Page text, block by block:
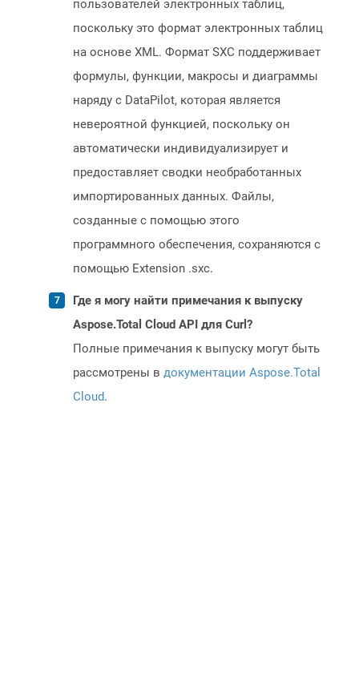
пользователей электронных таблиц,
поскольку это формат электронных таблиц
на основе XML. Формат SXC поддерживает
формулы, функции, макросы и диаграммы
наряду с DataPilot, которая является
невероятной функцией, поскольку он
автоматически индивидуализирует и
предоставляет сводки необработанных
импортированных данных. Файлы,
созданные с помощью этого
программного обеспечения, сохраняются с
помощью Extension .sxc.
Где я могу найти примечания к выпуску
Aspose.Total Cloud API для Curl?
Полные примечания к выпуску могут быть
рассмотрены в документации Aspose.Total
Cloud.